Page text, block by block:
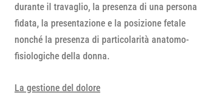
durante il travaglio, la presenza di una persona
fidata, la presentazione e la posizione fetale
nonché la presenza di particolarità anatomo-
fisiologiche della donna.
La gestione del dolore